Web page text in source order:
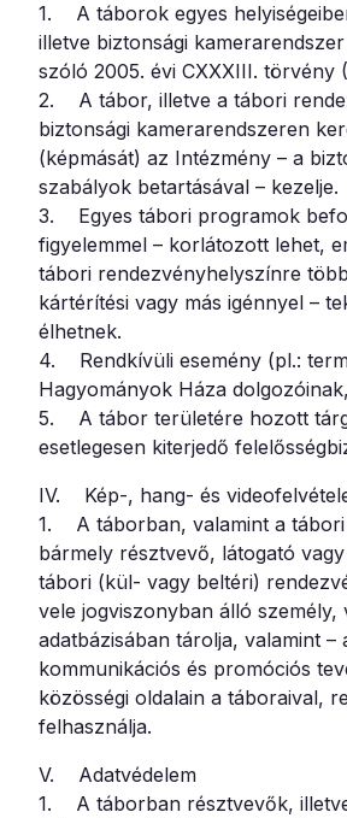
1. A táborok egyes
illetve biztonsági
szóló 2005. évi CXXXIII. törvény
2. A tábor, illetve a tábori
biztonsági kamerarendszeren
(képmását) az Intézmény – a
szabályok betartásával – kezelje.
3. Egyes tábori programok
figyelemmel – korlátozott lehet,
tábori rendezvényhelyszínre
kártérítési vagy más igénnyel –
élhetnek.
4. Rendkívüli esemény (pl.:
Hagyományok Háza
5. A tábor területére hozott
esetlegesen kiterjedő
IV. Kép-, hang- és
1. A táborban, valamint a tábori
bármely résztvevő, látogató
tábori (kül- vagy beltéri)
vele jogviszonyban álló
adatbázisában tárolja, valamint
kommunikációs és promóciós
közösségi oldalain a táboraival,
felhasználja.
V. Adatvédelem
1. A táborban résztvevők, illetve